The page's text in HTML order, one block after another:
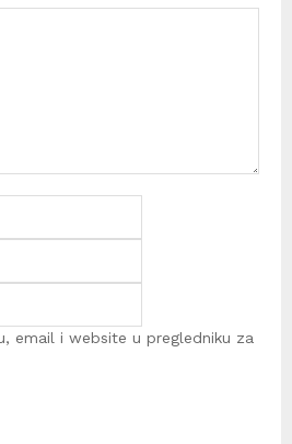
email i website u pregledniku za